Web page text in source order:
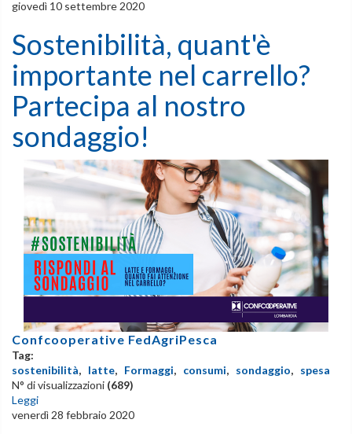
giovedì 10 settembre 2020
Sostenibilità, quant'è
importante nel carrello?
Partecipa al nostro
sondaggio!
Confcooperative FedAgriPesca
Tag:
sostenibilità, latte, Formaggi, consumi, sondaggio, spesa
N° di visualizzazioni (689)
Leggi
venerdì 28 febbraio 2020